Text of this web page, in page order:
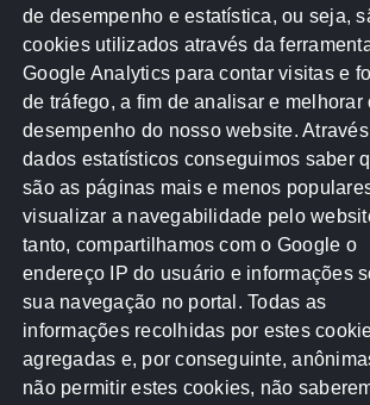
Acontece na Rede AGU AMM
Atricon Audicom CAU-MT
CREA-MT Eventos MPC-MT
MPF Notícias PF PGE-MT
Receita Federal Sem categoria
TCE-MT TCU TRE
REDE NOS ESTADOS
de desempenho e estatística, ou seja,
cookies utilizados através da
Google Analytics para contar visitas e
de tráfego, a fim de analisar e melhorar
desempenho do nosso website.
dados estatísticos conseguimos saber
são as páginas mais e menos
visualizar a navegabilidade pelo
tanto, compartilhamos com o Google o
endereço IP do usuário e informações
sua navegação no portal. Todas as
informações recolhidas por estes
agregadas e, por conseguinte,
não permitir estes cookies, não